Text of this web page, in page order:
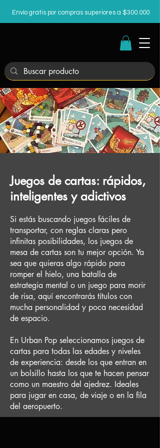
Envío gratis por compras superiores a $300.000
Juegos de cartas: rápidos,
inteligentes y adictivos
Si estás buscando juegos fáciles de
transportar, con reglas claras pero
infinitas posibilidades, los juegos de
mesa de cartas son tu mejor opción. Ya
sea que quieras algo rápido para
romper el hielo, una batalla de
estrategia mental o un juego para morir
de risa, aquí encontrarás títulos con
mucha personalidad y poca necesidad
de espacio.
En Urban Pop seleccionamos juegos de
cartas para todas las edades y niveles
de experiencia: desde los que entran en
un bolsillo hasta los que te hacen pensar
como un maestro del ajedrez. Ideales
para jugar en casa, de viaje o en la fila
del aeropuerto.